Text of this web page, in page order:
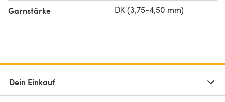
Garnstärke DK (3,75-4,50 mm)
Dein Einkauf